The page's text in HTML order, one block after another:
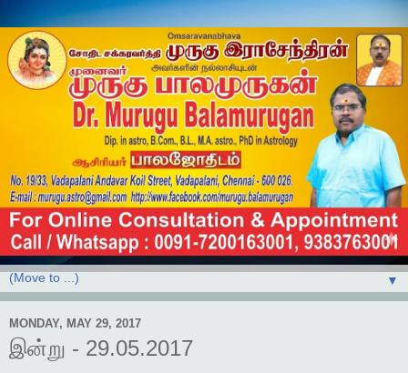
▼
MONDAY, MAY 29, 2017
இன்று - 29.05.2017